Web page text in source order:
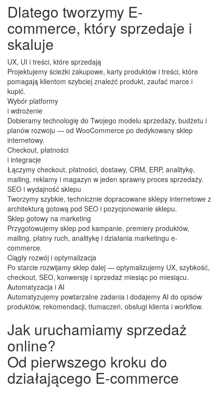
Dlatego tworzymy E-
commerce, który sprzedaje i
skaluje
UX, UI i treści, które sprzedają
Projektujemy ścieżki zakupowe, karty produktów i treści, które
pomagają klientom szybciej znaleźć produkt, zaufać marce i
kupić.
Wybór platformy
i wdrożenie
Dobieramy technologię do Twojego modelu sprzedaży, budżetu i
planów rozwoju — od WooCommerce po dedykowany sklep
internetowy.
Checkout, płatności
i integracje
Łączymy checkout, płatności, dostawy, CRM, ERP, analitykę,
mailing, reklamy i magazyn w jeden sprawny proces sprzedaży.
SEO i wydajność sklepu
Tworzymy szybkie, technicznie dopracowane sklepy internetowe z
architekturą gotową pod SEO i pozycjonowanie sklepu.
Sklep gotowy na marketing
Przygotowujemy sklep pod kampanie, premiery produktów,
mailing, płatny ruch, analitykę i działania marketingu e-
commerce.
Ciągły rozwój i optymalizacja
Po starcie rozwijamy sklep dalej — optymalizujemy UX, szybkość,
checkout, SEO, konwersję i sprzedaż miesiąc po miesiącu.
Automatyzacja i AI
Automatyzujemy powtarzalne zadania i dodajemy AI do opisów
produktów, rekomendacji, tłumaczeń, obsługi klienta i workflow.
Jak uruchamiamy sprzedaż
online?
Od pierwszego kroku do
działającego E-commerce